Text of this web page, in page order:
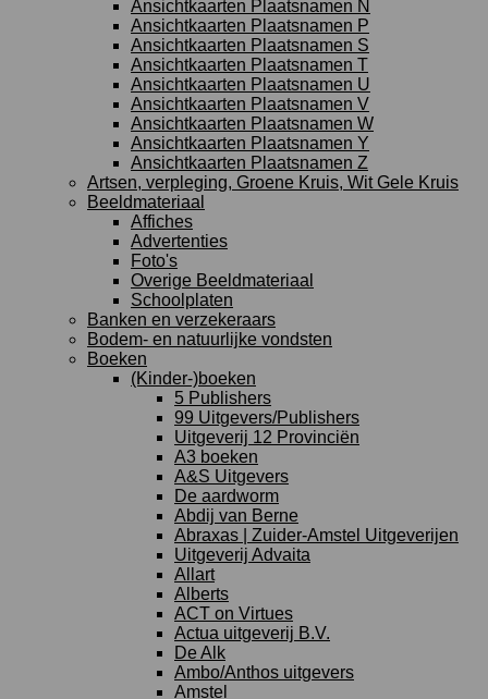
Ansichtkaarten Plaatsnamen N
Ansichtkaarten Plaatsnamen P
Ansichtkaarten Plaatsnamen S
Ansichtkaarten Plaatsnamen T
Ansichtkaarten Plaatsnamen U
Ansichtkaarten Plaatsnamen V
Ansichtkaarten Plaatsnamen W
Ansichtkaarten Plaatsnamen Y
Ansichtkaarten Plaatsnamen Z
Artsen, verpleging, Groene Kruis, Wit Gele Kruis
Beeldmateriaal
Affiches
Advertenties
Foto's
Overige Beeldmateriaal
Schoolplaten
Banken en verzekeraars
Bodem- en natuurlijke vondsten
Boeken
(Kinder-)boeken
5 Publishers
99 Uitgevers/Publishers
Uitgeverij 12 Provinciën
A3 boeken
A&S Uitgevers
De aardworm
Abdij van Berne
Abraxas | Zuider-Amstel Uitgeverijen
Uitgeverij Advaita
Allart
Alberts
ACT on Virtues
Actua uitgeverij B.V.
De Alk
Ambo/Anthos uitgevers
Amstel